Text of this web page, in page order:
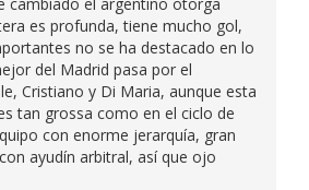
es profunda, tiene mucho gol,
no se ha destacado en lo
del Madrid pasa por el
Cristiano y Di Maria, aunque esta
tan grossa como en el ciclo de
con enorme jerarquía, gran
ayudín arbitral, así que ojo